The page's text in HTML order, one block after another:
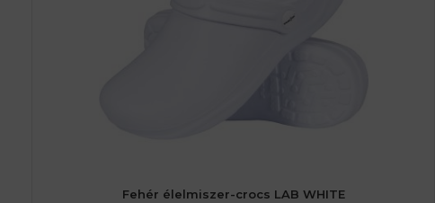
Fehér élelmiszer-crocs LAB WHITE